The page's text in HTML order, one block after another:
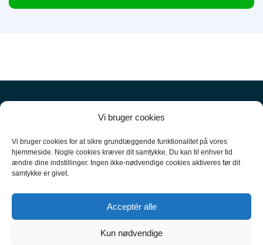
Vi bruger cookies
Vi bruger cookies for at sikre grundlæggende funktionalitet på vores
hjemmeside. Nogle cookies kræver dit samtykke. Du kan til enhver tid
ændre dine indstillinger. Ingen ikke-nødvendige cookies aktiveres før dit
samtykke er givet.
Acceptér alle
Kun nødvendige
+45 61 10 52 10
hello@carpal.dk
Tonsbakken 16